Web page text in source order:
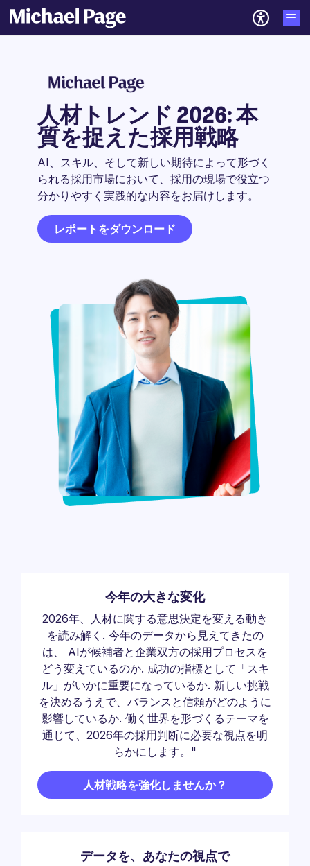
人材トレンド 2026: 本
質を捉えた採用戦略
AI、スキル、そして新しい期待によって形づく
られる採用市場において、採用の現場で役立つ
分かりやすく実践的な内容をお届けします。
レポートをダウンロード
今年の大きな変化
2026年、人材に関する意思決定を変える動き
を読み解く. 今年のデータから見えてきたの
は、 AIが候補者と企業双方の採用プロセスを
どう変えているのか. 成功の指標として「スキ
ル」がいかに重要になっているか. 新しい挑戦
を決めるうえで、バランスと信頼がどのように
影響しているか. 働く世界を形づくるテーマを
通じて、2026年の採用判断に必要な視点を明
らかにします。"
人材戦略を強化しませんか？
データを、あなたの視点で